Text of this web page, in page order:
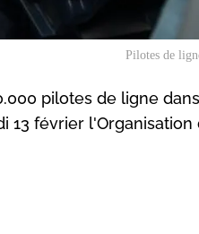
Pilotes de
pilotes de ligne
13 février l'Organisation